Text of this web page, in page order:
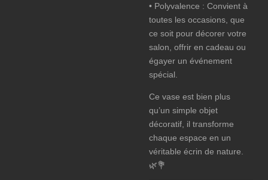
• Polyvalence : Convient à
toutes les occasions, que
ce soit pour décorer votre
salon, offrir en cadeau ou
égayer un événement
spécial.
Ce vase est bien plus
qu’un simple objet
décoratif, il transforme
chaque espace en un
véritable écrin de nature.
🌿💐